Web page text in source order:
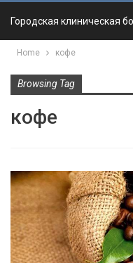
Городская клиническая
Home кофе
Browsing Tag
кофе